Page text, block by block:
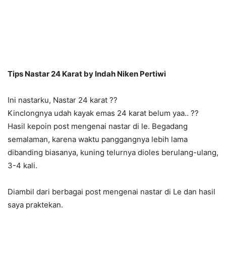
Tips Nastar 24 Karat by Indah Niken Pertiwi
Ini nastarku, Nastar 24 karat ??
Kinclongnya udah kayak emas 24 karat belum yaa.. ??
Hasil kepoin post mengenai nastar di le. Begadang
semalaman, karena waktu panggangnya lebih lama
dibanding biasanya, kuning telurnya dioles berulang-ulang,
3-4 kali.
Diambil dari berbagai post mengenai nastar di Le dan hasil
saya praktekan.